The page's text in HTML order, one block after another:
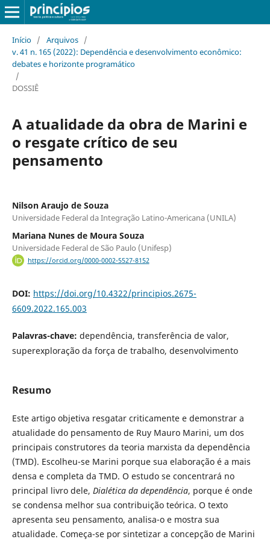
Início / Arquivos /
v. 41 n. 165 (2022): Dependência e desenvolvimento econômico:
debates e horizonte programático
/
DOSSIÊ
A atualidade da obra de Marini e
o resgate crítico de seu
pensamento
Nilson Araujo de Souza
Universidade Federal da Integração Latino-Americana (UNILA)
Mariana Nunes de Moura Souza
Universidade Federal de São Paulo (Unifesp)
https://orcid.org/0000-0002-5527-8152
DOI: https://doi.org/10.4322/principios.2675-
6609.2022.165.003
Palavras-chave: dependência, transferência de valor,
superexploração da força de trabalho, desenvolvimento
Resumo
Este artigo objetiva resgatar criticamente e demonstrar a
atualidade do pensamento de Ruy Mauro Marini, um dos
principais construtores da teoria marxista da dependência
(TMD). Escolheu-se Marini porque sua elaboração é a mais
densa e completa da TMD. O estudo se concentrará no
principal livro dele, Dialética da dependência, porque é onde
se condensa melhor sua contribuição teórica. O texto
apresenta seu pensamento, analisa-o e mostra sua
atualidade. Começa-se por sintetizar a concepção de Marini